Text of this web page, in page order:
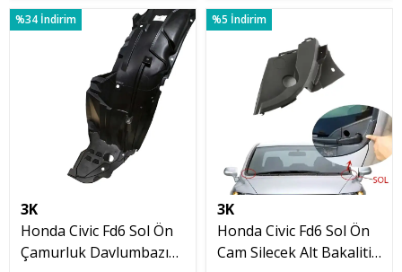
%34 İndirim
3K
Honda Civic Fd6 Sol Ön
Çamurluk Davlumbazı
%5 İndirim
3K
Honda Civic Fd6 Sol Ön
Cam Silecek Alt Bakaliti